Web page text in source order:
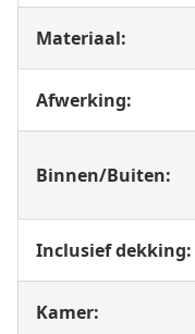
Materiaal:
Afwerking:
Binnen/Buiten:
Inclusief dekking:
Kamer: